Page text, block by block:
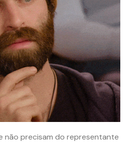
não precisam do representante